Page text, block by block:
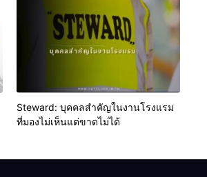
Steward: บุคคลสำคัญในงานโรงแรม
ที่มองไม่เห็นแต่ขาดไม่ได้